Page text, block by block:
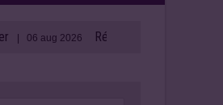
2026 Rémy Cointreau zet in op